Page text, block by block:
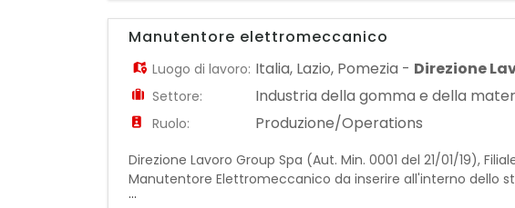
Manutentore elettromeccanico
Luogo di lavoro: Italia, Lazio, Pomezia - Direzione
Settore: Industria della gomma e della
Ruolo: Produzione/Operations
Direzione Lavoro Group Spa (Aut. Min. 0001 del 21/01/19),
Manutentore Elettromeccanico da inserire all'interno dello
stretto contatto con la Produzione, si occuperà di garantire
...